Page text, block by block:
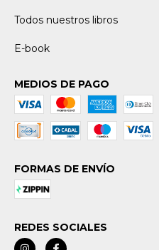
Todos nuestros libros
E-book
MEDIOS DE PAGO
FORMAS DE ENVÍO
REDES SOCIALES